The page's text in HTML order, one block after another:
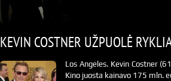
KEVIN COSTNER UŽPUOLĖ
Los Angeles. Kevin Costner
Kino juosta kainavo 175 mln.